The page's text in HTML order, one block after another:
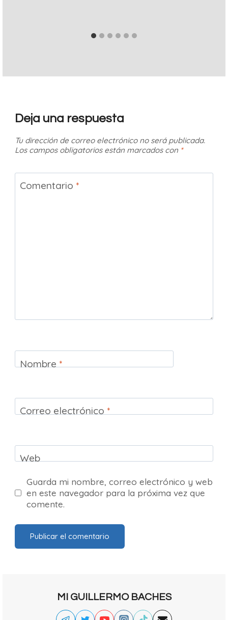
Deja una respuesta
Tu dirección de correo electrónico no será publicada.
Los campos obligatorios están marcados con *
Comentario *
Nombre *
Correo electrónico *
Web
Guarda mi nombre, correo electrónico y web
en este navegador para la próxima vez que
comente.
MI GUILLERMO BACHES